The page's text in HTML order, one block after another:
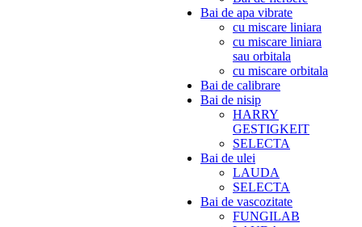
Bai de apa vibrate
cu miscare liniara
cu miscare liniara
sau orbitala
cu miscare orbitala
Bai de calibrare
Bai de nisip
HARRY
GESTIGKEIT
SELECTA
Bai de ulei
LAUDA
SELECTA
Bai de vascozitate
FUNGILAB